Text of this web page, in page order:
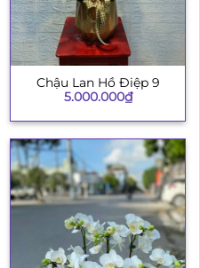
Chậu Lan Hồ Điệp 9
5.000.000₫